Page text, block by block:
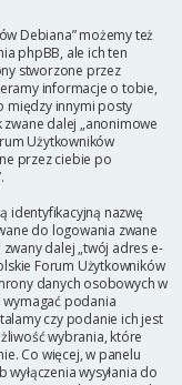
Debiana” możemy też
phpBB, ale ich ten
stworzone przez
informacje o tobie,
między innymi posty
dalej „anonimowe
Użytkowników
przez ciebie po
identyfikacyjną nazwę
do logowania zwane
dalej „twój adres e-
Forum Użytkowników
danych osobowych w
podania
czy podanie ich jest
wybrania, które
Co więcej, w panelu
wysyłania do